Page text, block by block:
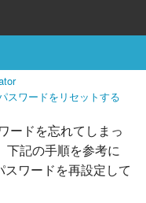
スワードをリセットする
ードを忘れてしまっ
下記の手順を参考に
ワードを再設定して